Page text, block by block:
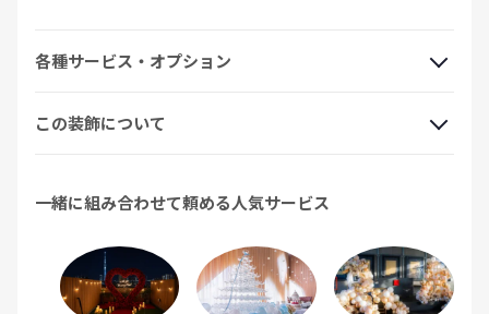
各種サービス・オプション
この装飾について
一緒に組み合わせて頼める人気サービス